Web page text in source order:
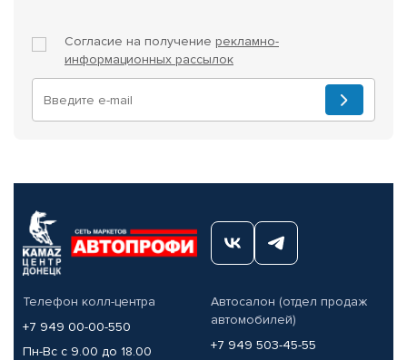
Согласие на получение рекламно-
информационных рассылок
Телефон колл-центра
+7 949 00-00-550
Пн-Вс с 9.00 до 18.00
Автосалон (отдел продаж
автомобилей)
+7 949 503-45-55